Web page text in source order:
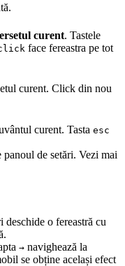
curent. Tastele
face fereastra pe tot
curent. Click din nou
curent. Tasta esc
de setări. Vezi mai
o fereastră cu
→ navighează la
se obține același efect